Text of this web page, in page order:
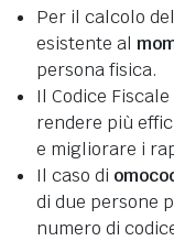
Per il calcolo
esistente al
persona fisica.
Il Codice
rendere più
e migliorare i
Il caso di
di due persone
numero di